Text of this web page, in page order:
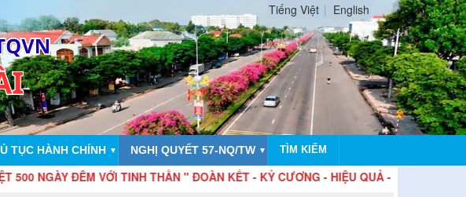
Tiếng Việt English
TỤC HÀNH CHÍNH ▼ NGHỊ QUYẾT 57-NQ/TW ▼ TÌM KIẾM
ĐÊM VỚI TINH THẦN " ĐOÀN KẾT - KỶ CƯƠNG - HIỆU QUẢ - BỨT PHÁ "